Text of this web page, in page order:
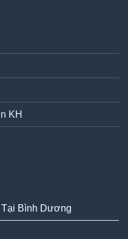
KH
Bình Dương